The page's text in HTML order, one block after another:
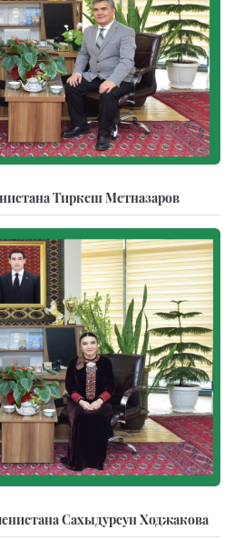
Тиркеш Мeтназаров
Сахыдурсун Ходжакова